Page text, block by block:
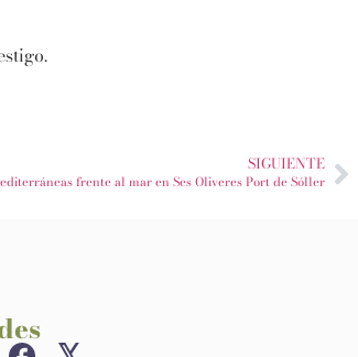
SIGUIENTE
frente al mar en Ses Oliveres Port de Sóller